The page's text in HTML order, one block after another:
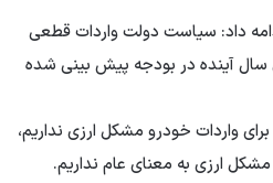
داد: سیاست دولت واردات قطعی
آینده در بودجه پیش بینی شده
واردات خودرو مشکل ارزی نداریم،
ارزی به معنای عام نداریم.